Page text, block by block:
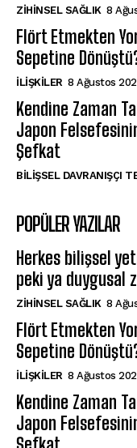
ZIHINSEL SAĞLIK 8
Flört Etmekten
Sepetine
İLIŞKILER 8 Ağustos
Kendine Zaman
Japon
Şefkat
BILIŞSEL DAVRANIŞÇI
POPÜLER YAZILAR
Herkes bilişsel
peki ya duygusal
ZIHINSEL SAĞLIK 8
Flört Etmekten
Sepetine
İLIŞKILER 8 Ağustos
Kendine Zaman
Japon